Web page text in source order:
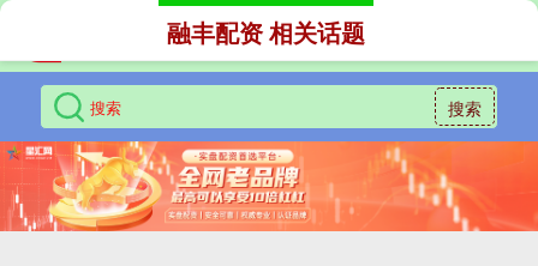
搜索
融丰配资 相关话题